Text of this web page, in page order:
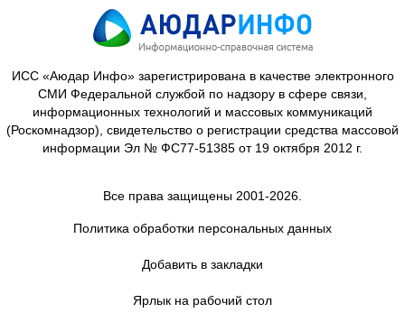
ИСС «Аюдар Инфо» зарегистрирована в качестве электронного
СМИ Федеральной службой по надзору в сфере связи,
информационных технологий и массовых коммуникаций
(Роскомнадзор), свидетельство о регистрации средства массовой
информации Эл № ФС77-51385 от 19 октября 2012 г.
Все права защищены 2001-2026.
Политика обработки персональных данных
Добавить в закладки
Ярлык на рабочий стол